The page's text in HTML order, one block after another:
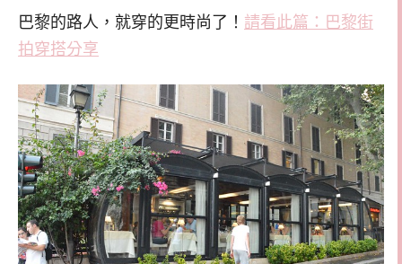
巴黎的路人，就穿的更時尚了！ 請看此篇：巴黎街
拍穿搭分享